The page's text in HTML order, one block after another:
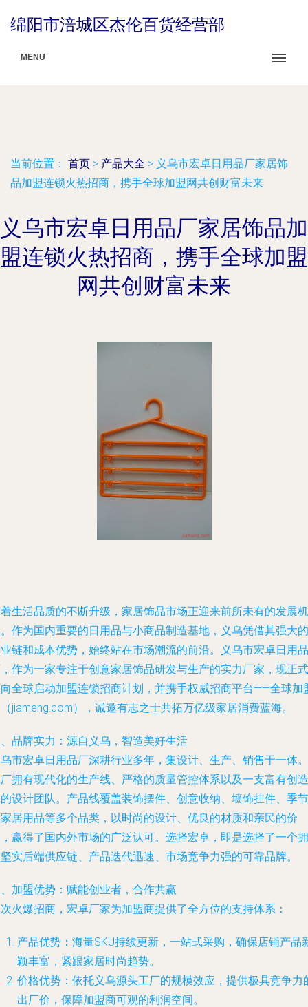
绵阳市涪城区杰伦百货经营部
MENU
当前位置： 首页 > 产品大全 > 义乌市宏卓日用品厂家居饰
品加盟连锁火热招商，携手全球加盟网共创财富未来
义乌市宏卓日用品厂家居饰品加
盟连锁火热招商，携手全球加盟
网共创财富未来
生活品质的不断升级，家居饰品市场正迎来前所未有的发展机
作为国内重要的日用品与小商品制造基地，义乌凭借其强大的
链和成本优势，始终站在市场潮流的前沿。义乌市宏卓日用品
作为一家专注于创意家居饰品研发与生产的实力厂家，现正式
全球启动加盟连锁招商计划，并携手权威招商平台——全球加
jiameng.com），诚邀有志之士共拓万亿级家居消费蓝海。
品牌实力：源自义乌，智造美好生活
市宏卓日用品厂深耕行业多年，集设计、生产、销售于一体。
拥有现代化的生产线、严格的质量管控体系以及一支富有创造
设计团队。产品线覆盖装饰摆件、创意收纳、墙饰挂件、季节
居用品等多个品类，以时尚的设计、优良的材质和亲民的价
赢得了国内外市场的广泛认可。选择宏卓，即是选择了一个拥
实后端供应链、产品迭代迅速、市场竞争力强的可靠品牌。
加盟优势：赋能创业者，合作共赢
火爆招商，宏卓厂家为加盟商提供了全方位的支持体系：
产品优势 ：海量SKU持续更新，一站式采购，确保店铺产品
颖丰富，紧跟家居时尚趋势。
价格优势 ：依托义乌源头工厂的规模效应，提供极具竞争力
出厂价，保障加盟商可观的利润空间。